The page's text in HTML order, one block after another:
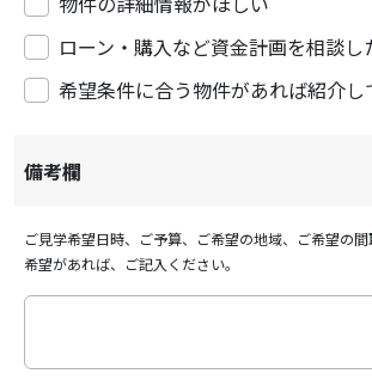
ローン・購入など資金計画を相談し
希望条件に合う物件があれば紹介し
備考欄
ご見学希望日時、ご予算、ご希望の地域、ご希望の
希望があれば、ご記入ください。